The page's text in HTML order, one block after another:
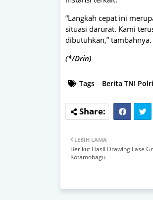
“Langkah cepat ini
situasi darurat. Kami
dibutuhkan,” tambahnya.
(*/Drin)
Tags Berita TNI Polri
LEBIH LAMA
Berikut Hasil Drawing Fase
Kotamobagu